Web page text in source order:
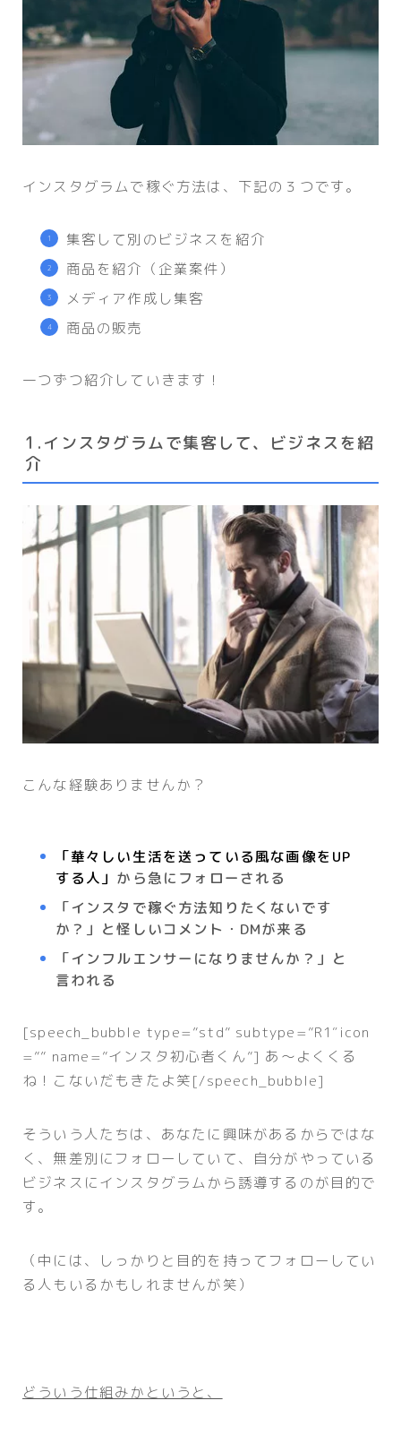
インスタグラムで稼ぐ方法は、下記の３つです。
集客して別のビジネスを紹介
商品を紹介（企業案件）
メディア作成し集客
商品の販売
一つずつ紹介していきます！
1.インスタグラムで集客して、ビジネスを紹
介
こんな経験ありませんか？
「華々しい生活を送っている風な画像をUP
する人」 から急にフォローされる
「インスタで稼ぐ方法知りたくないです
か？」と怪しいコメント・DMが来る
「インフルエンサーになりませんか？」と
言われる
[speech_bubble type=”std” subtype=”R1″icon
=”” name=”インスタ初心者くん”] あ〜よくくる
ね！こないだもきたよ笑[/speech_bubble]
そういう人たちは、あなたに興味があるからではな
く、無差別にフォローしていて、自分がやっている
ビジネスにインスタグラムから誘導するのが目的で
す。
（中には、しっかりと目的を持ってフォローしてい
る人もいるかもしれませんが笑）
どういう仕組みかというと、